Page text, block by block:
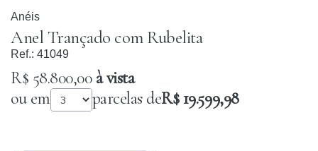
Anéis
Anel Trançado com Rubelita
Ref.: 41049
R$ 58.800,00à vista
ou em
parcelas deR$ 19.599,98